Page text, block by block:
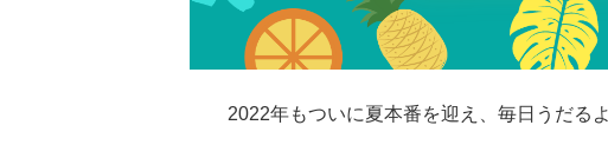
2022年もついに夏本番を迎え、毎日うだる